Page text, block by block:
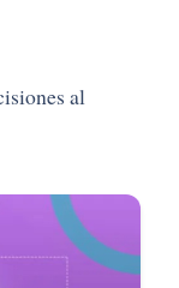
al